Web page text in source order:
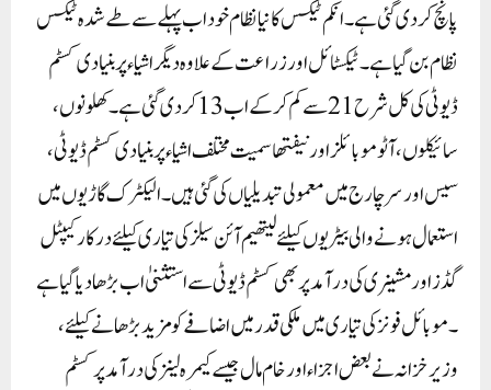
پانچ کر دی گئی ہے ۔ انکم ٹیکس کا نیا نظام خود اب پہلے سے طے شدہ ٹیکس
نظام بن گیا ہے ۔ ٹیکسٹائل اور زراعت کے علاوہ دیگر اشیاء پر بنیادی کسٹم
ڈیوٹی کی کل شرح 21سے کم کر کے اب 13کر دی گئی ہے ۔ کھلونوں،
سائیکلوں، آٹوموبائلز اور نیفتھا سمیت مختلف اشیاء پر بنیادی کسٹم ڈیوٹی،
سیس اور سرچارج میں معمولی تبدیلیاں کی گئی ہیں۔ الیکٹرک گاڑیوں میں
استعمال ہونے والی بیٹریوں کیلئے لیتھیم آئن سیلز کی تیاری کیلئے درکار کیپٹل
گڈز اور مشینری کی درآمد پر بھی کسٹم ڈیوٹی سے استثنیٰ اب بڑھا دیا گیا ہے
۔موبائل فونز کی تیاری میں ملکی قدر میں اضافے کو مزید بڑھانے کیلئے ،
وزیر خزانہ نے بعض اجزاء اور خام مال جیسے کیمرہ لینز کی درآمد پر کسٹم